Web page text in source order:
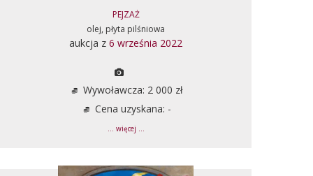
PEJZAŻ
olej, płyta pilśniowa
aukcja z 6 września 2022
Wywoławcza: 2 000 zł
Cena uzyskana: -
... więcej ...